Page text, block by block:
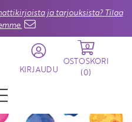
ja tarjouksista? Tilaa
KIRJAUDU
0
OSTOSKORI
(0)